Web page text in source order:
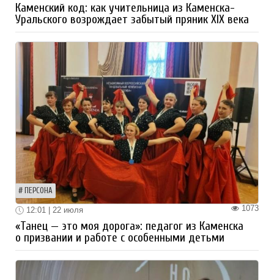
Каменский код: как учительница из Каменска-
Уральского возрождает забытый пряник XIX века
ПЕРСОНА
1073
12:01 | 22 июля
«Танец — это моя дорога»: педагог из Каменска
о призвании и работе с особенными детьми